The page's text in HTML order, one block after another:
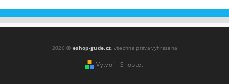
2026 ©eshop-gude.cz, všechna práva vyhrazena
Vytvořil Shoptet